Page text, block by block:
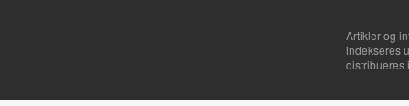
Artikler og
indekseres
distribueres